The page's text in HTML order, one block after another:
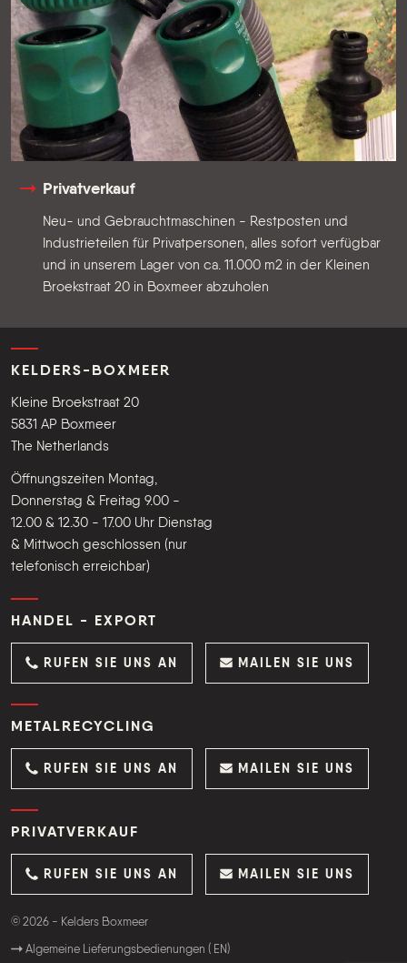
Privatverkauf
Neu- und Gebrauchtmaschinen - Restposten und
Industrieteilen für Privatpersonen, alles sofort verfügbar
und in unserem Lager von ca. 11.000 m2 in der Kleinen
Broekstraat 20 in Boxmeer abzuholen
KELDERS-BOXMEER
Kleine Broekstraat 20
5831 AP Boxmeer
The Netherlands
Öffnungszeiten Montag,
Donnerstag & Freitag 9.00 -
12.00 & 12.30 - 17.00 Uhr Dienstag
& Mittwoch geschlossen (nur
telefonisch erreichbar)
HANDEL - EXPORT
RUFEN SIE UNS AN MAILEN SIE UNS
METALRECYCLING
RUFEN SIE UNS AN MAILEN SIE UNS
PRIVATVERKAUF
RUFEN SIE UNS AN MAILEN SIE UNS
© 2026 - Kelders Boxmeer
Algemeine Lieferungsbedienungen ( EN)